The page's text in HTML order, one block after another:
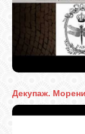
Декупаж.